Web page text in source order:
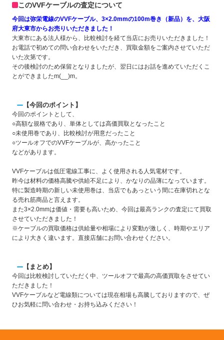
このVVFケーブルの査定について
今回は弥栄電線のVVFケーブル、3×2.0mmの100m巻き（新品）を、大阪
府大東市からお売りいただきました！
大東市にある法人様から、比較検討を経て当店にお売りいただきました！
お電話で初めての問い合わせをいただき、買取金額をご案内させていただ
いた次第です。
その後検討のため保留となりましたが、翌日にはお話を進めていただくこ
とができましたm(__)m。
【今回のポイント】
今回のポイントとして、
○高額な規格であり、単体としては高価買取となったこと
○未使用巻であり、比較検討が用意だったこと
○ツールオフでのVVFケーブルが、高かったこと
などがあります。
VVFケーブルは低圧電線工事に、よく使用される人気電材です。
昨今は材料の価格高騰や供給不足により、かなりの品薄になっています。
特に製造時期の新しい未使用巻は、当店でもあっという間に在庫切れとな
る売れ筋商品と言えます。
また3×2.0mmは価値・需要も高いため、今回は最高ランクの査定にて買取
させていただきました！
※ケーブルの買取価格は供給量や相場により変動が激しく、時期やエリア
により大きく違います。直接店舗にお問い合わせください。
【まとめ】
今回は比較検討していただく中、ツールオフで最高の高価買取をさせてい
ただきました！
VVFケーブルなど電線類については現在相場も高騰しておりますので、ぜ
ひお気軽に問い合わせ・お持ち込みください！